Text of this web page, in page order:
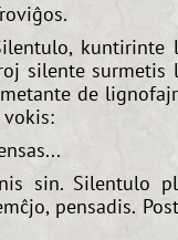
kuntirinte
silente surmetis
de
sin. Silentulo
pensadis.